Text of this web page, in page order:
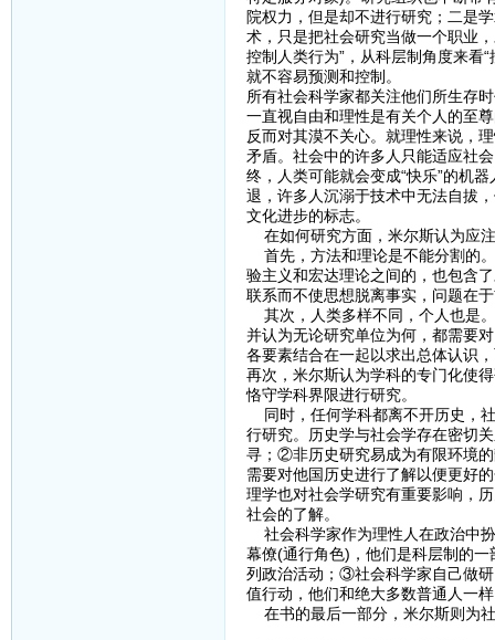
院权力，但是却不进行研究；二是
术，只是把社会研究当做一个职业
控制人类行为”，从科层制角度来看
就不容易预测和控制。
所有社会科学家都关注他们所生存
一直视自由和理性是有关个人的至
反而对其漠不关心。就理性来说，
矛盾。社会中的许多人只能适应社
终，人类可能就会变成“快乐”的机
退，许多人沉溺于技术中无法自拔
文化进步的标志。
在如何研究方面，米尔斯认为应
首先，方法和理论是不能分割的
验主义和宏达理论之间的，也包含
联系而不使思想脱离事实，问题在
其次，人类多样不同，个人也是
并认为无论研究单位为何，都需要
各要素结合在一起以求出总体认识
再次，米尔斯认为学科的专门化使
恪守学科界限进行研究。
同时，任何学科都离不开历史，
行研究。历史学与社会学存在密切
寻；②非历史研究易成为有限环境
需要对他国历史进行了解以便更好
理学也对社会学研究有重要影响，
社会的了解。
社会科学家作为理性人在政治中
幕僚(通行角色)，他们是科层制的
列政治活动；③社会科学家自己做
值行动，他们和绝大多数普通人一
在书的最后一部分，米尔斯则为